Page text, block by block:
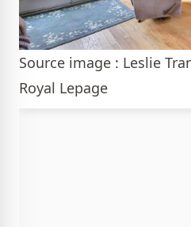
Source image : Leslie
Royal Lepage